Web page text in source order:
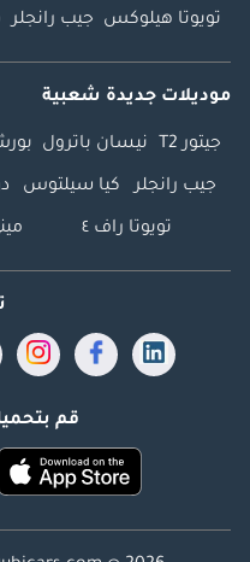
تويوتا هيلوكس جيب رانجلر
موديلات جديدة شعبية
جيتور T2 نيسان باترول بورش
جيب رانجلر كيا سيلتوس
تويوتا راف ٤
قم